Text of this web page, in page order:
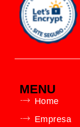
MENU
Home
Empresa